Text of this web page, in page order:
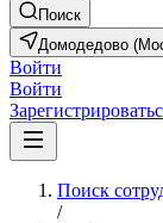
Поиск
Домодедово
Войти
Войти
Поиск
/